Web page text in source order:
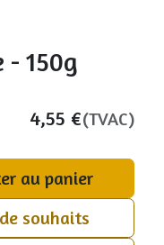
- 150g
au panier
souhaits
4,55 €(TVAC)